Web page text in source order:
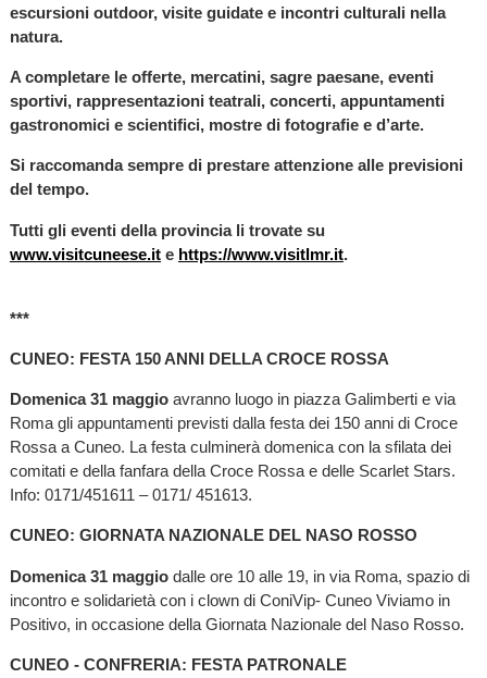
escursioni outdoor, visite guidate e incontri culturali nella
natura.
A completare le offerte, mercatini, sagre paesane, eventi
sportivi, rappresentazioni teatrali, concerti, appuntamenti
gastronomici e scientifici, mostre di fotografie e d’arte.
Si raccomanda sempre di prestare attenzione alle previsioni
del tempo.
Tutti gli eventi della provincia li trovate su
www.visitcuneese.ite https://www.visitlmr.it.
***
CUNEO: FESTA 150 ANNI DELLA CROCE ROSSA
Domenica 31 maggioavranno luogo in piazza Galimberti e via
Roma gli appuntamenti previsti dalla festa dei 150 anni di Croce
Rossa a Cuneo. La festa culminerà domenica con la sfilata dei
comitati e della fanfara della Croce Rossa e delle Scarlet Stars.
Info: 0171/451611 – 0171/ 451613.
CUNEO: GIORNATA NAZIONALE DEL NASO ROSSO
Domenica 31 maggiodalle ore 10 alle 19, in via Roma, spazio di
incontro e solidarietà con i clown di ConiVip- Cuneo Viviamo in
Positivo, in occasione della Giornata Nazionale del Naso Rosso.
CUNEO - CONFRERIA: FESTA PATRONALE